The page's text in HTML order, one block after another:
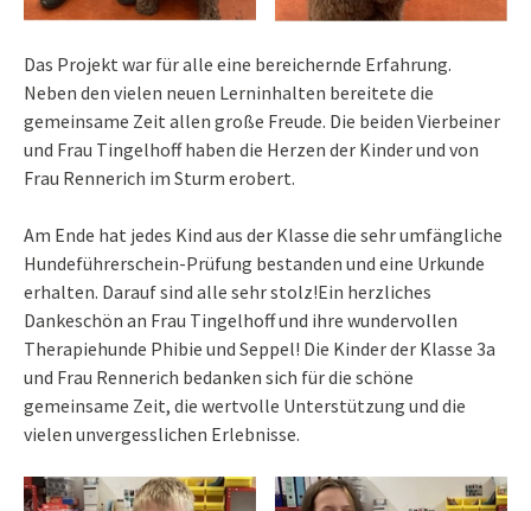
Das Projekt war für alle eine bereichernde Erfahrung.
Neben den vielen neuen Lerninhalten bereitete die
gemeinsame Zeit allen große Freude. Die beiden Vierbeiner
und Frau Tingelhoff haben die Herzen der Kinder und von
Frau Rennerich im Sturm erobert.
Am Ende hat jedes Kind aus der Klasse die sehr umfängliche
Hundeführerschein-Prüfung bestanden und eine Urkunde
erhalten. Darauf sind alle sehr stolz!Ein herzliches
Dankeschön an Frau Tingelhoff und ihre wundervollen
Therapiehunde Phibie und Seppel! Die Kinder der Klasse 3a
und Frau Rennerich bedanken sich für die schöne
gemeinsame Zeit, die wertvolle Unterstützung und die
vielen unvergesslichen Erlebnisse.